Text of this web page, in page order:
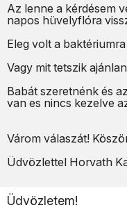
Az lenne a kérdésem
napos hüvelyflóra
Eleg volt a
Vagy mit tetszik
Babát szeretnénk és
van es nincs kezelve
Várom válaszát!
Üdvözlettel Horvath
Üdvözletem!